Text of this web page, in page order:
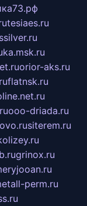
tesiaes.ru
orior-aks.ru
flatnsk.ru
ooo-driada.ru
siterem.ru
grinox.ru
perm.ru